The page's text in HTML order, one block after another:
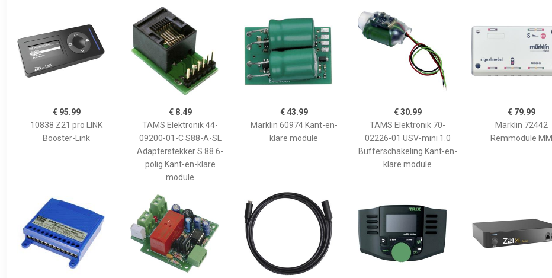
€ 95.99
10838 Z21 pro LINK
Booster-Link
€ 8.49
TAMS Elektronik 44-
09200-01-C S88-A-SL
Adapterstekker S 88 6-
polig Kant-en-klare
module
€ 43.99
Märklin 60974 Kant-en-
klare module
€ 30.99
TAMS Elektronik 70-
02226-01 USV-mini 1.0
Bufferschakeling Kant-en-
klare module
€ 79.99
Märklin 72442
Remmodule MM